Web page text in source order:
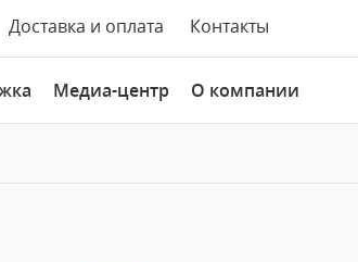
Доставка и оплата Контакты
Медиа-центр О компании